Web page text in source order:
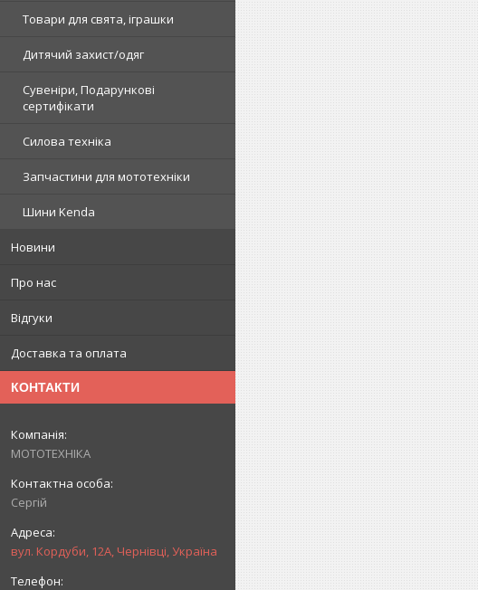
Товари для свята, іграшки
Дитячий захист/одяг
Сувеніри, Подарункові
сертифікати
Силова техніка
Запчастини для мототехніки
Шини Kenda
Новини
Про нас
Відгуки
Доставка та оплата
КОНТАКТИ
МОТОТЕХНІКА
Сергій
вул. Кордуби, 12А, Чернівці, Україна